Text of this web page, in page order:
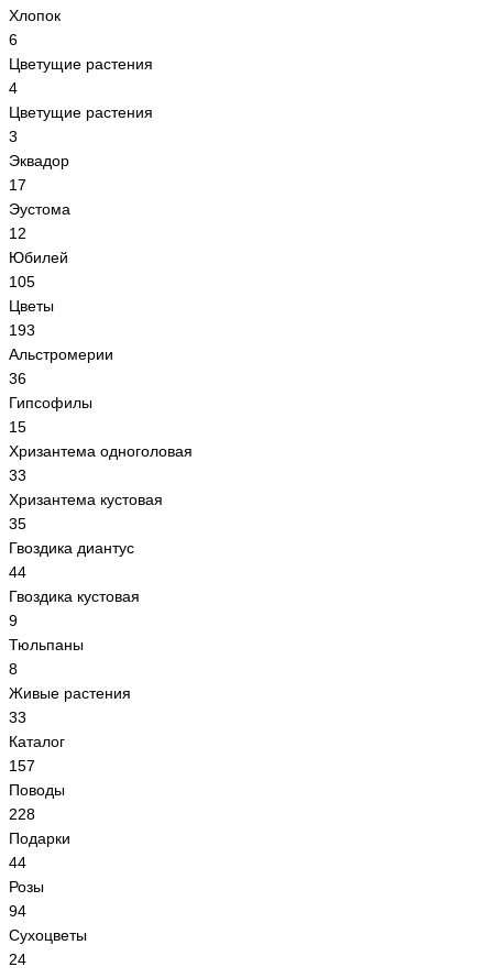
Хлопок
6
Цветущие растения
4
Цветущие растения
3
Эквадор
17
Эустома
12
Юбилей
105
Цветы
193
Альстромерии
36
Гипсoфилы
15
Хризантема одноголовая
33
Хризантема кустовая
35
Гвоздика диантус
44
Гвоздика кустовая
9
Тюльпаны
8
Живые растения
33
Каталог
157
Поводы
228
Подарки
44
Розы
94
Сухоцветы
24